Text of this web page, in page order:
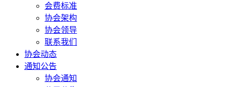
会费标准
协会架构
协会领导
联系我们
协会动态
通知公告
协会通知